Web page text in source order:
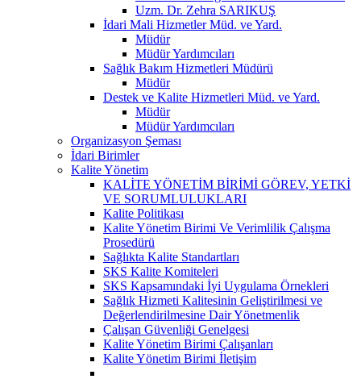
Uzm. Dr. Zehra SARIKUŞ
İdari Mali Hizmetler Müd. ve Yard.
Müdür
Müdür Yardımcıları
Sağlık Bakım Hizmetleri Müdürü
Müdür
Destek ve Kalite Hizmetleri Müd. ve Yard.
Müdür
Müdür Yardımcıları
Organizasyon Şeması
İdari Birimler
Kalite Yönetim
KALİTE YÖNETİM BİRİMİ GÖREV, YETKİ
VE SORUMLULUKLARI
Kalite Politikası
Kalite Yönetim Birimi Ve Verimlilik Çalışma
Prosedürü
Sağlıkta Kalite Standartları
SKS Kalite Komiteleri
SKS Kapsamındaki İyi Uygulama Örnekleri
Sağlık Hizmeti Kalitesinin Geliştirilmesi ve
Değerlendirilmesine Dair Yönetmenlik
Çalışan Güvenliği Genelgesi
Kalite Yönetim Birimi Çalışanları
Kalite Yönetim Birimi İletişim